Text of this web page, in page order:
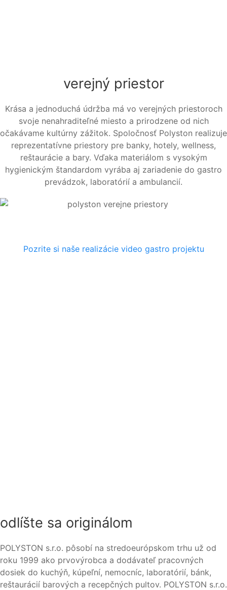
verejný priestor
Krása a jednoduchá údržba má vo verejných priestoroch
svoje nenahraditeľné miesto a prirodzene od nich
očakávame kultúrny zážitok. Spoločnosť Polyston realizuje
reprezentatívne priestory pre banky, hotely, wellness,
reštaurácie a bary. Vďaka materiálom s vysokým
hygienickým štandardom vyrába aj zariadenie do gastro
prevádzok, laboratórií a ambulancií.
Pozrite si naše realizácie video gastro projektu
odlíšte sa originálom
POLYSTON s.r.o. pôsobí na stredoeurópskom trhu už od
roku 1999 ako prvovýrobca a dodávateľ pracovných
dosiek do kuchýň, kúpeľní, nemocníc, laboratórií, bánk,
reštaurácií barových a recepčných pultov. POLYSTON s.r.o.